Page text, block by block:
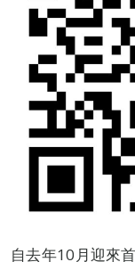
自去年10月迎來